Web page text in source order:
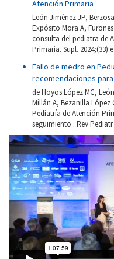
Atención Primaria
León Jiménez JP,
Expósito Mora A,
consulta del pediatra de
Primaria. Supl.
Fallo de medro en
recomendaciones
de Hoyos López MC,
Millán A, Bezanilla López
Pediatría de Atención
seguimiento . Rev Pediatr